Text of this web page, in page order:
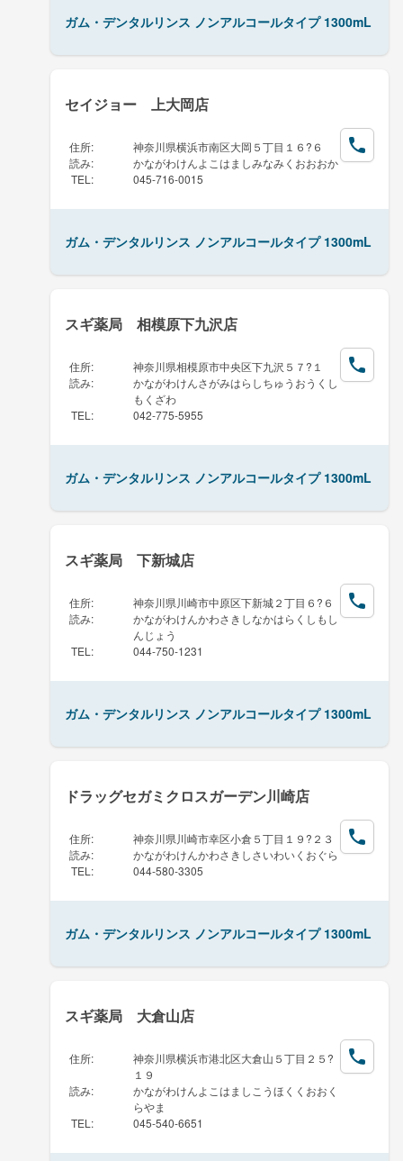
ガム・デンタルリンス ノンアルコールタイプ 1300mL
セイジョー 上大岡店
住所:
神奈川県横浜市南区大岡５丁目１６?６
読み:
かながわけんよこはましみなみくおおおか
TEL : 045-716-0015
ガム・デンタルリンス ノンアルコールタイプ 1300mL
スギ薬局 相模原下九沢店
住所:
神奈川県相模原市中央区下九沢５７?１
読み:
かながわけんさがみはらしちゅうおうくし
もくざわ
TEL : 042-775-5955
ガム・デンタルリンス ノンアルコールタイプ 1300mL
スギ薬局 下新城店
住所:
神奈川県川崎市中原区下新城２丁目６?６
読み:
かながわけんかわさきしなかはらくしもし
んじょう
TEL : 044-750-1231
ガム・デンタルリンス ノンアルコールタイプ 1300mL
ドラッグセガミクロスガーデン川崎店
住所:
神奈川県川崎市幸区小倉５丁目１９?２３
読み:
かながわけんかわさきしさいわいくおぐら
TEL : 044-580-3305
ガム・デンタルリンス ノンアルコールタイプ 1300mL
スギ薬局 大倉山店
住所:
神奈川県横浜市港北区大倉山５丁目２５?
１９
読み:
かながわけんよこはましこうほくくおおく
らやま
TEL : 045-540-6651